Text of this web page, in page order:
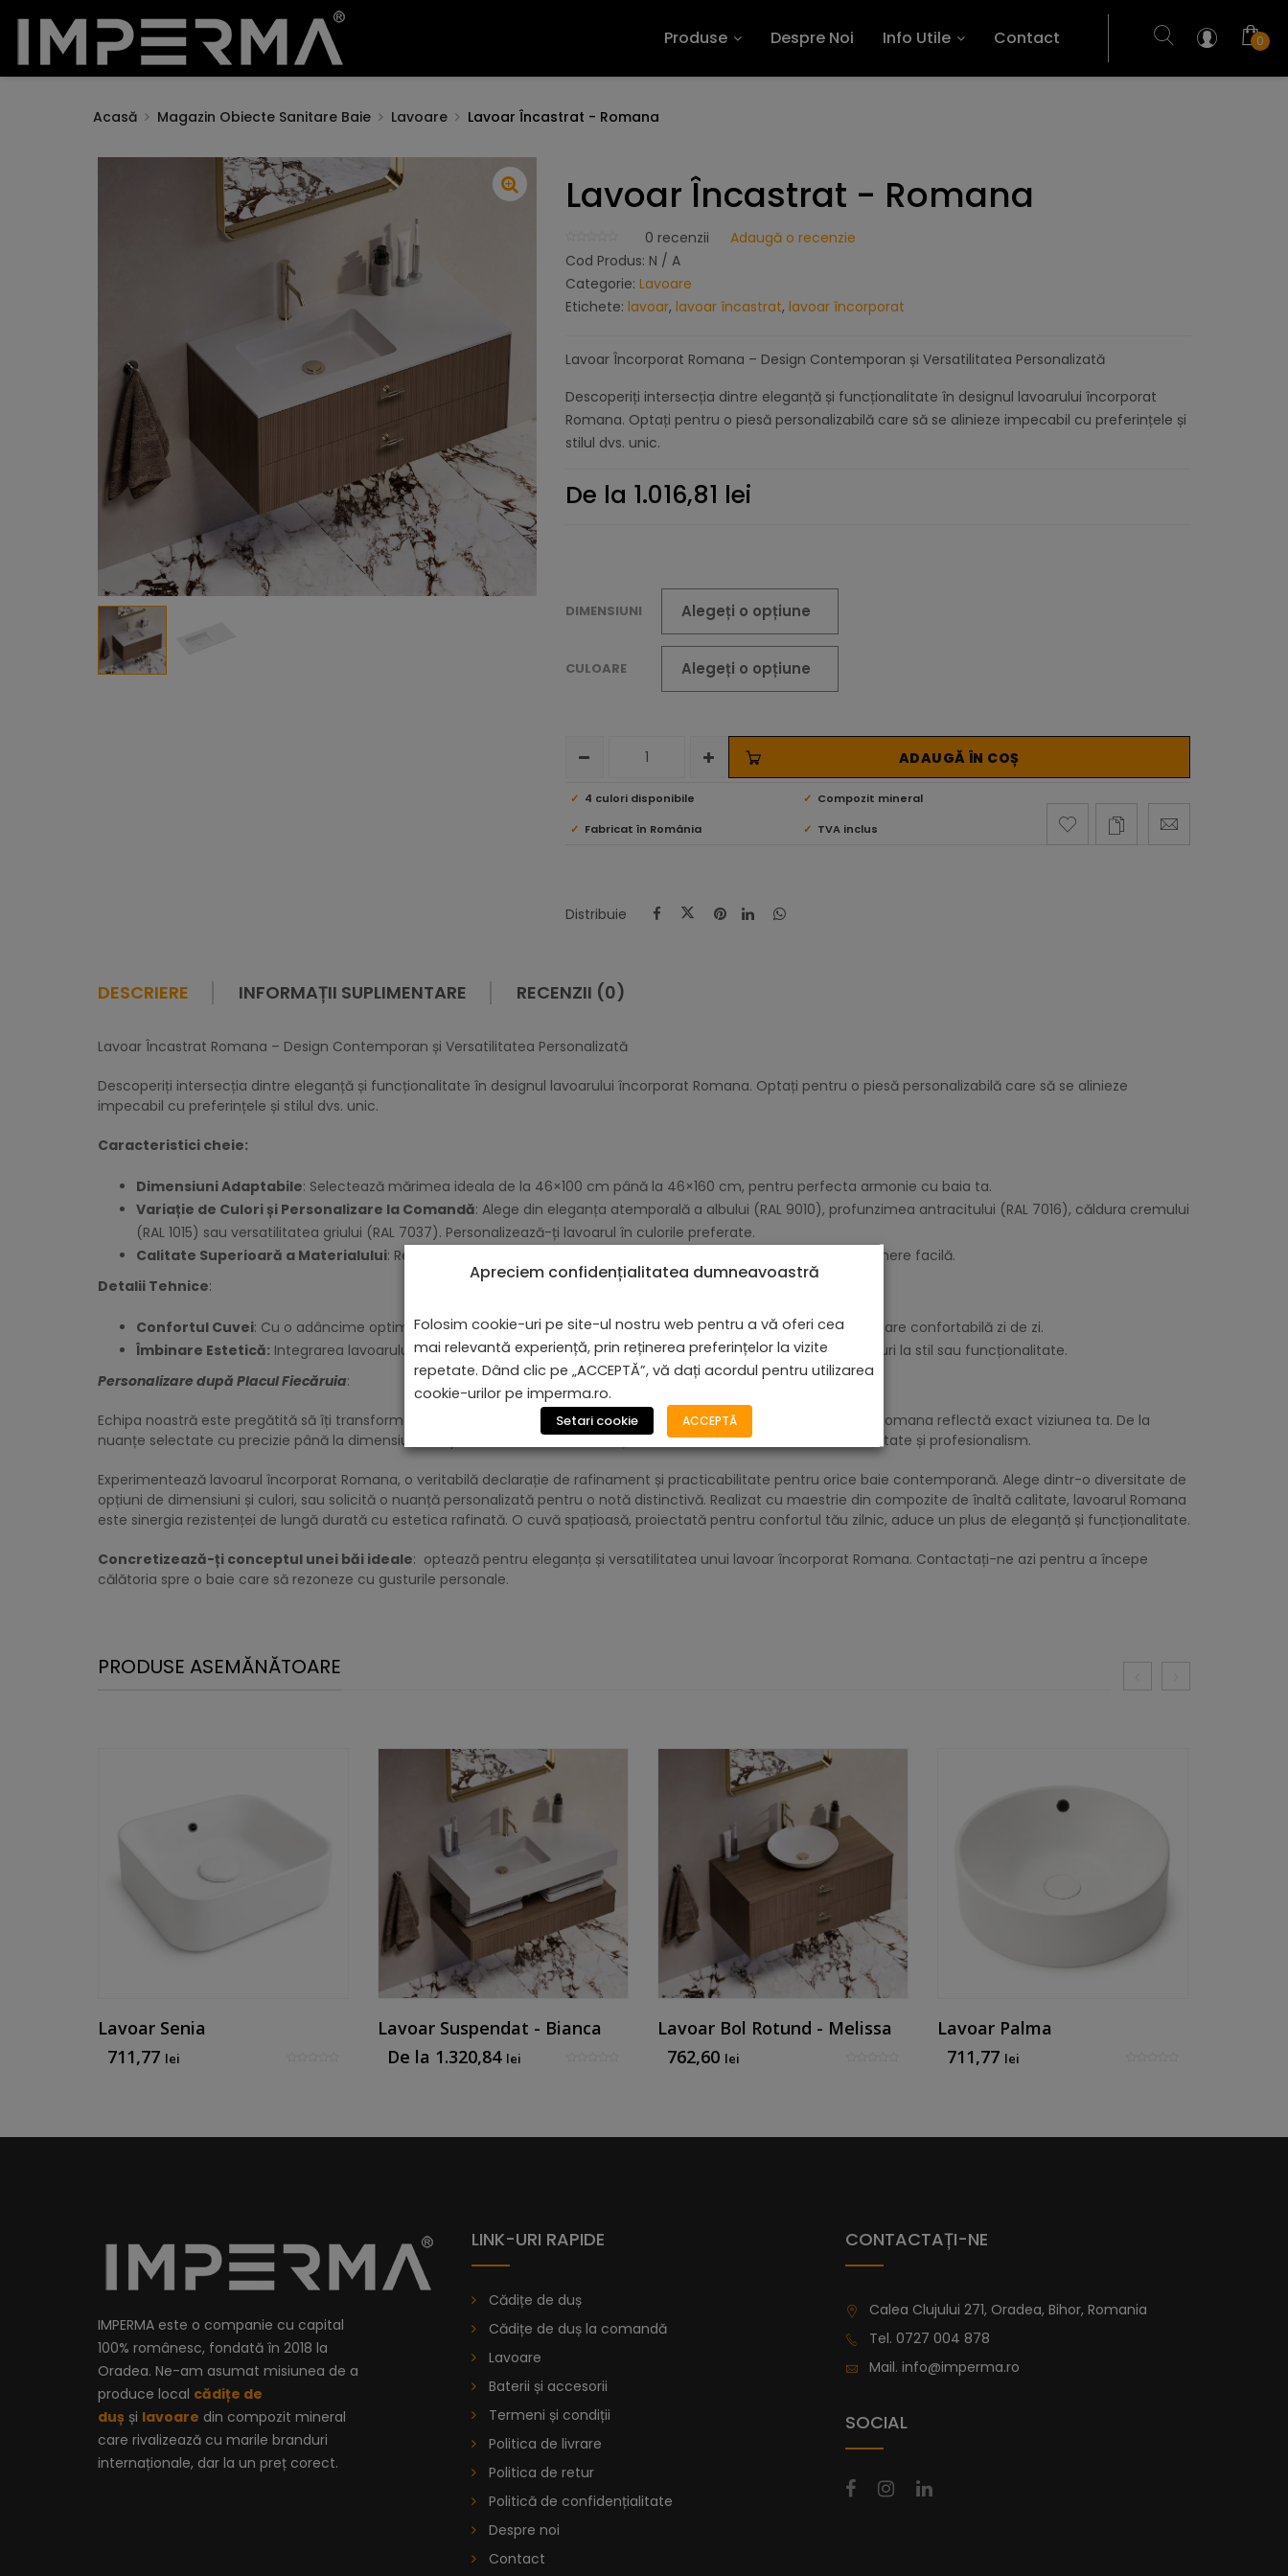
Produse Despre Noi Info Utile Contact 0
Acasă Magazin Obiecte Sanitare Baie Lavoare Lavoar Încastrat - Romana
Lavoar Încastrat - Romana
0 recenzii
Adaugă o recenzie
Cod Produs: N / A
Categorie: Lavoare
Etichete: lavoar, lavoar încastrat, lavoar încorporat
Lavoar Încorporat Romana – Design Contemporan și Versatilitatea Personalizată
Descoperiți intersecția dintre eleganță și funcționalitate în designul lavoarului încorporat
Romana. Optați pentru o piesă personalizabilă care să se alinieze impecabil cu preferințele și
stilul dvs. unic.
De la 1.016,81 lei
DIMENSIUNI
CULOARE
4 culori disponibile
Compozit mineral
Fabricat în România
TVA inclus
ADAUGĂ ÎN COȘ
Distribuie
DESCRIERE INFORMAȚII SUPLIMENTARE RECENZII (0)
Lavoar Încastrat Romana – Design Contemporan și Versatilitatea Personalizată
Descoperiți intersecția dintre eleganță și funcționalitate în designul lavoarului încorporat Romana. Optați pentru o piesă personalizabilă care să se alinieze
impecabil cu preferințele și stilul dvs. unic.
Caracteristici cheie:
Dimensiuni Adaptabile: Selectează mărimea ideala de la 46×100 cm până la 46×160 cm, pentru perfecta armonie cu baia ta.
Variație de Culori și Personalizare la Comandă: Alege din eleganța atemporală a albului (RAL 9010), profunzimea antracitului (RAL 7016), căldura cremului
(RAL 1015) sau versatilitatea griului (RAL 7037). Personalizează-ți lavoarul în culorile preferate.
Calitate Superioară a Materialului: Realizat din compozit avansat, acest lavoar promite longevitate și întreținere facilă.
Detalii Tehnice:
Confortul Cuvei: Cu o adâncime optimă de 8 cm și dimensiuni de 26 cm x 47 cm, designul cuvei asigură utilizare confortabilă zi de zi.
Îmbinare Estetică: Integrarea lavoarului cu planul de lucru completează designul băii, fără a face compromisuri la stil sau funcționalitate.
Personalizare după Placul Fiecăruia:
Echipa noastră este pregătită să îți transforme dorințele în realitate, asigurându-se că fiecare element al lavoarului Romana reflectă exact viziunea ta. De la
nuanțe selectate cu precizie până la dimensiuni adaptate, noi suntem dedicați să materializăm viziunea ta cu exactitate și profesionalism.
Experimentează lavoarul încorporat Romana, o veritabilă declarație de rafinament și practicabilitate pentru orice baie contemporană. Alege dintr-o diversitate de
opțiuni de dimensiuni și culori, sau solicită o nuanță personalizată pentru o notă distinctivă. Realizat cu maestrie din compozite de înaltă calitate, lavoarul Romana
este sinergia rezistenței de lungă durată cu estetica rafinată. O cuvă spațioasă, proiectată pentru confortul tău zilnic, aduce un plus de eleganță și funcționalitate.
Concretizează-ți conceptul unei băi ideale: optează pentru eleganța și versatilitatea unui lavoar încorporat Romana. Contactați-ne azi pentru a începe
călătoria spre o baie care să rezoneze cu gusturile personale.
PRODUSE ASEMĂNĂTOARE
Lavoar Senia
711,77 lei
Lavoar Suspendat - Bianca
De la 1.320,84 lei
Lavoar Bol Rotund - Melissa
762,60 lei
Lavoar Palma
711,77 lei
IMPERMA este o companie cu capital
100% românesc, fondată în 2018 la
Oradea. Ne-am asumat misiunea de a
produce local cădițe de
duș și lavoare din compozit mineral
care rivalizează cu marile branduri
internaționale, dar la un preț corect.
LINK-URI RAPIDE
Cădițe de duș
Cădițe de duș la comandă
Lavoare
Baterii și accesorii
Termeni și condiții
Politica de livrare
Politica de retur
Politică de confidențialitate
Despre noi
Contact
CONTACTAȚI-NE
Calea Clujului 271, Oradea, Bihor, Romania
Tel. 0727 004 878
Mail. info@imperma.ro
SOCIAL
Apreciem confidențialitatea dumneavoastră
Folosim cookie-uri pe site-ul nostru web pentru a vă oferi cea
mai relevantă experiență, prin reținerea preferințelor la vizite
repetate. Dând clic pe „ACCEPTĂ”, vă dați acordul pentru utilizarea
cookie-urilor pe imperma.ro.
Setari cookie ACCEPTĂ